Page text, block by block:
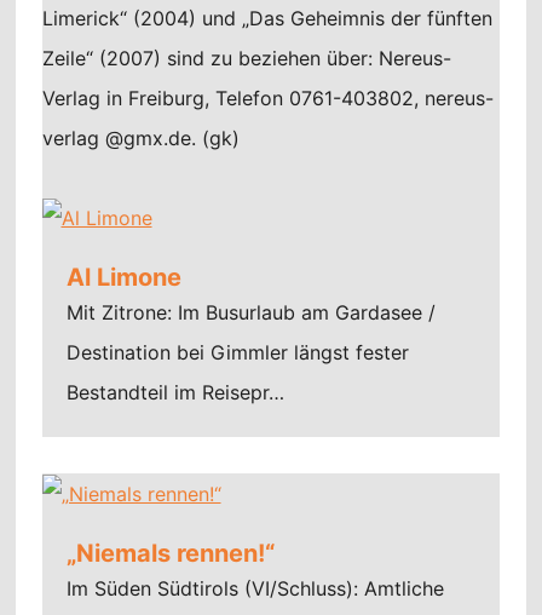
Limerick“ (2004) und „Das Geheimnis der fünften
Zeile“ (2007) sind zu beziehen über: Nereus-
Verlag in Freiburg, Telefon 0761-403802, nereus-
verlag @gmx.de. (gk)
Al Limone
Mit Zitrone: Im Busurlaub am Gardasee /
Destination bei Gimmler längst fester
Bestandteil im Reisepr…
„Niemals rennen!“
Im Süden Südtirols (VI/Schluss): Amtliche